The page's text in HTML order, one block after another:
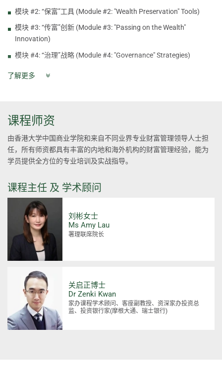
模块 #2: “保富”工具 (Module #2: "Wealth Preservation" Tools)
模块 #3: “传富”创新 (Module #3: "Passing on the Wealth"
Innovation)
模块 #4: “治理”战略 (Module #4: "Governance" Strategies)
了解更多
课程师资
由香港大学中国商业学院和来自不同业界专业财富管理领导人士担
任，所有师资都具有丰富的内地和海外机构的财富管理经验，能为
学员提供全方位的专业培训及实战指导。
课程主任 及 学术顾问
刘彬女士
Ms Amy Lau
署理联席院长
关启正博士
Dr Zenki Kwan
家办课程学术顾问、客座副教授、资深家办投资总
监、投资银行家(摩根大通、瑞士银行)